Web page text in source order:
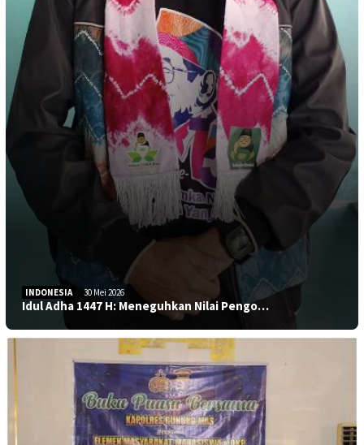
INDONESIA 30 Mei 2026
Idul Adha 1447 H: Meneguhkan Nilai Pengo…